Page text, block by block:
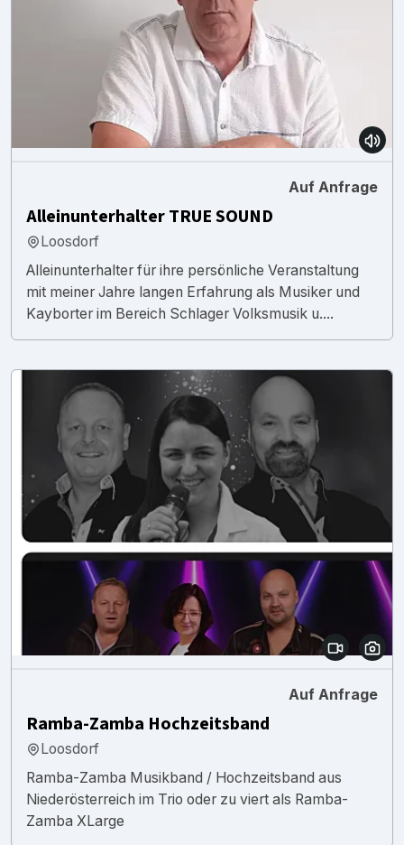
Auf Anfrage
Alleinunterhalter TRUE SOUND
Loosdorf
Alleinunterhalter für ihre persönliche Veranstaltung
mit meiner Jahre langen Erfahrung als Musiker und
Kayborter im Bereich Schlager Volksmusik u....
Auf Anfrage
Ramba-Zamba Hochzeitsband
Loosdorf
Ramba-Zamba Musikband / Hochzeitsband aus
Niederösterreich im Trio oder zu viert als Ramba-
Zamba XLarge